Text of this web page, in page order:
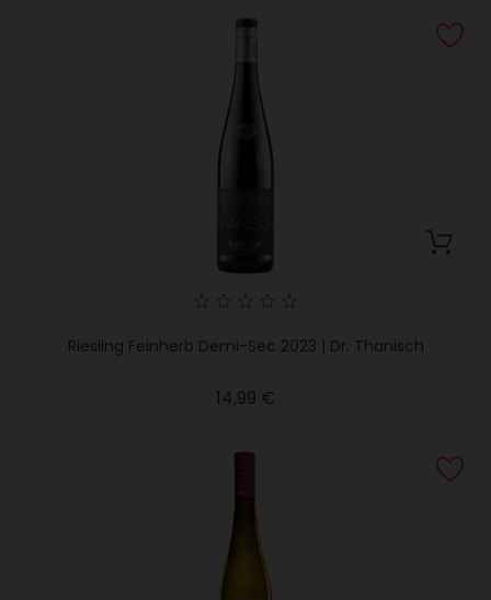
Riesling Feinherb Demi-Sec 2023 | Dr. Thanisch
14,99 €